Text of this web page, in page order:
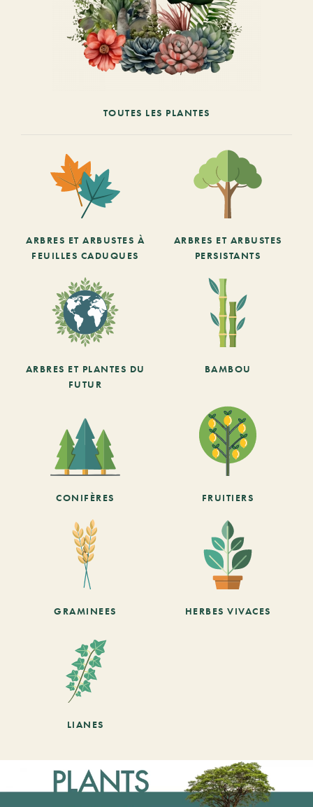
TOUTES LES PLANTES
ARBRES ET ARBUSTES À
FEUILLES CADUQUES
ARBRES ET ARBUSTES
PERSISTANTS
ARBRES ET PLANTES DU
FUTUR
BAMBOU
CONIFÈRES FRUITIERS
GRAMINEES HERBES VIVACES
LIANES